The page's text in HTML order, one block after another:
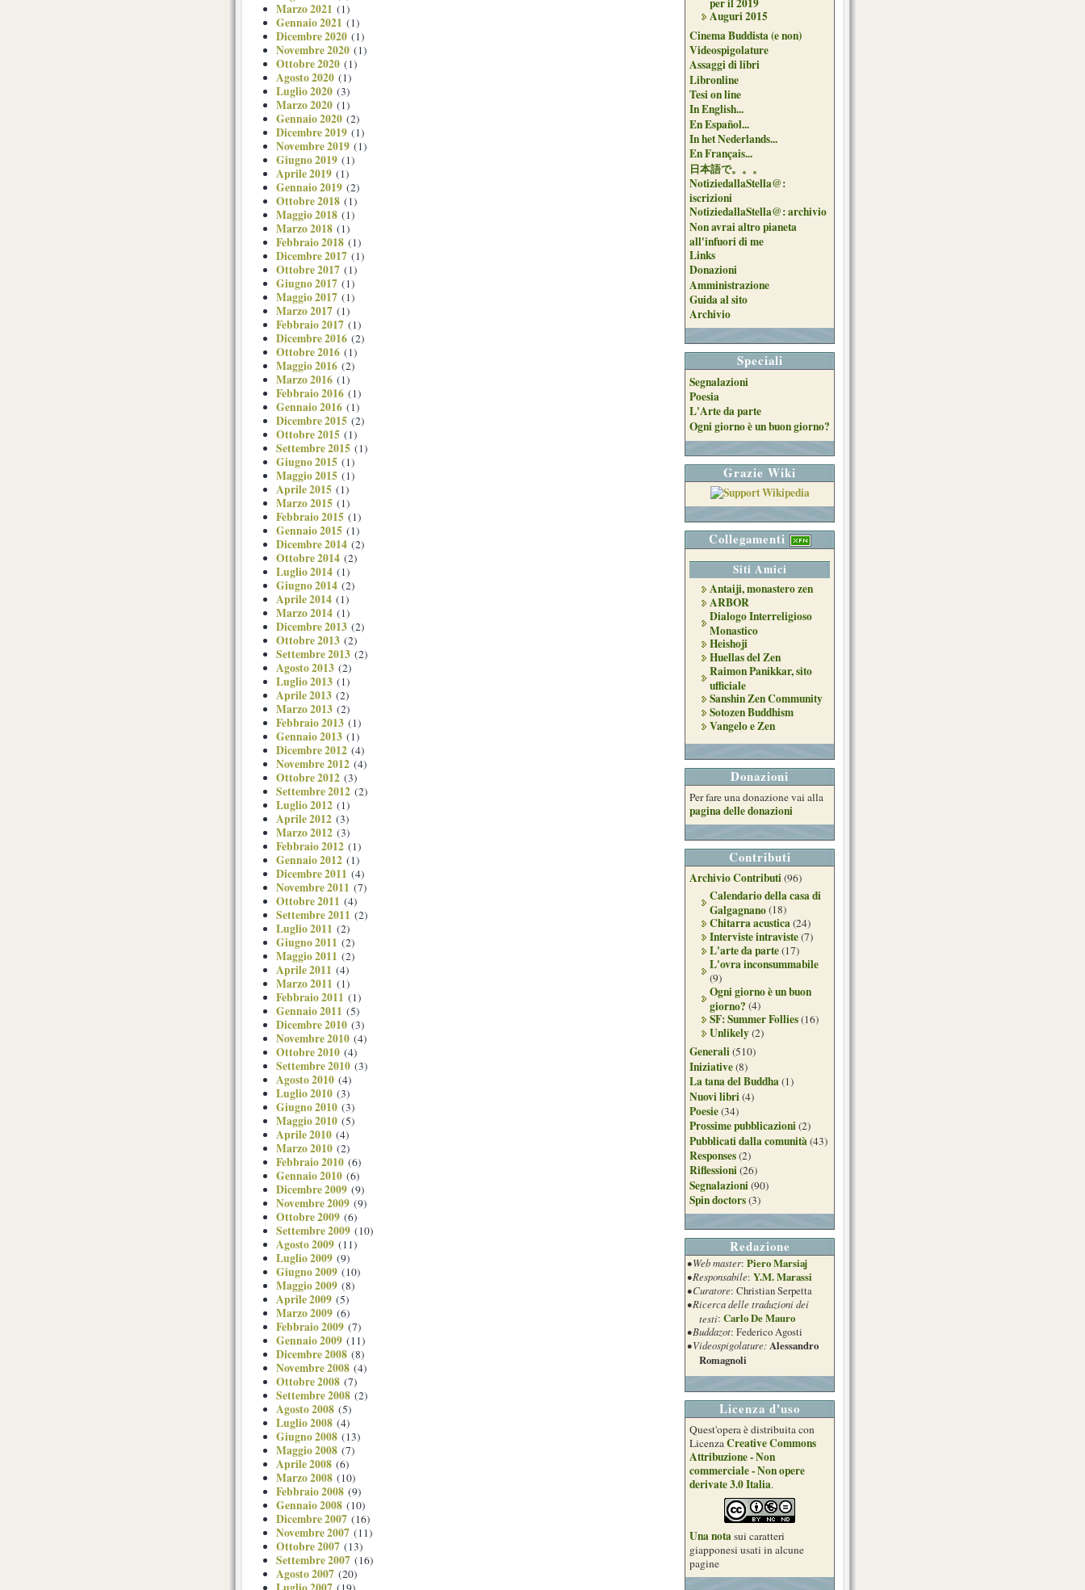
Auguri 2015
Cinema Buddista (e non)
Videospigolature
Assaggi di libri
Libronline
Tesi on line
In English...
En Español...
In het Nederlands...
En Français...
日本語で。。。
NotiziedallaStella@:
iscrizioni
NotiziedallaStella@: archivio
Non avrai altro pianeta
all'infuori di me
Links
Donazioni
Amministrazione
Guida al sito
Archivio
Speciali
Segnalazioni
Poesia
L'Arte da parte
Ogni giorno è un buon giorno?
Grazie Wiki
Collegamenti
Siti Amici
Antaiji, monastero zen
ARBOR
Dialogo Interreligioso
Monastico
Heishoji
Huellas del Zen
Raimon Panikkar, sito
ufficiale
Sanshin Zen Community
Sotozen Buddhism
Vangelo e Zen
Donazioni
Per fare una donazione vai alla
pagina delle donazioni
Contributi
Archivio Contributi(96)
Calendario della casa di
Galgagnano(18)
Chitarra acustica(24)
Interviste intraviste(7)
L'arte da parte(17)
L'ovra inconsummabile
(9)
Ogni giorno è un buon
giorno? (4)
SF: Summer Follies(16)
Unlikely(2)
Generali(510)
Iniziative(8)
La tana del Buddha(1)
Nuovi libri(4)
Poesie(34)
Prossime pubblicazioni(2)
Pubblicati dalla comunità(43)
Responses(2)
Riflessioni(26)
Segnalazioni(90)
Spin doctors(3)
Redazione
• Web master: Piero Marsiaj
• Responsabile: Y.M. Marassi
• Curatore: Christian Serpetta
• Ricerca delle traduzioni dei
testi: Carlo De Mauro
• Buddazot: Federico Agosti
• Videospigolature:Alessandro
Romagnoli
Licenza d'uso
Quest'opera è distribuita con
LicenzaCreative Commons
Attribuzione - Non
commerciale - Non opere
derivate 3.0 Italia.
Una notasui caratteri
giapponesi usati in alcune
pagine
Marzo 2021 (1)
Gennaio 2021 (1)
Dicembre 2020 (1)
Novembre 2020 (1)
Ottobre 2020 (1)
Agosto 2020 (1)
Luglio 2020 (3)
Marzo 2020 (1)
Gennaio 2020 (2)
Dicembre 2019 (1)
Novembre 2019 (1)
Giugno 2019 (1)
Aprile 2019 (1)
Gennaio 2019 (2)
Ottobre 2018 (1)
Maggio 2018 (1)
Marzo 2018 (1)
Febbraio 2018 (1)
Dicembre 2017 (1)
Ottobre 2017 (1)
Giugno 2017 (1)
Maggio 2017 (1)
Marzo 2017 (1)
Febbraio 2017 (1)
Dicembre 2016 (2)
Ottobre 2016 (1)
Maggio 2016 (2)
Marzo 2016 (1)
Febbraio 2016 (1)
Gennaio 2016 (1)
Dicembre 2015 (2)
Ottobre 2015 (1)
Settembre 2015 (1)
Giugno 2015 (1)
Maggio 2015 (1)
Aprile 2015 (1)
Marzo 2015 (1)
Febbraio 2015 (1)
Gennaio 2015 (1)
Dicembre 2014 (2)
Ottobre 2014 (2)
Luglio 2014 (1)
Giugno 2014 (2)
Aprile 2014 (1)
Marzo 2014 (1)
Dicembre 2013 (2)
Ottobre 2013 (2)
Settembre 2013 (2)
Agosto 2013 (2)
Luglio 2013 (1)
Aprile 2013 (2)
Marzo 2013 (2)
Febbraio 2013 (1)
Gennaio 2013 (1)
Dicembre 2012 (4)
Novembre 2012 (4)
Ottobre 2012 (3)
Settembre 2012 (2)
Luglio 2012 (1)
Aprile 2012 (3)
Marzo 2012 (3)
Febbraio 2012 (1)
Gennaio 2012 (1)
Dicembre 2011 (4)
Novembre 2011 (7)
Ottobre 2011 (4)
Settembre 2011 (2)
Luglio 2011 (2)
Giugno 2011 (2)
Maggio 2011 (2)
Aprile 2011 (4)
Marzo 2011 (1)
Febbraio 2011 (1)
Gennaio 2011 (5)
Dicembre 2010 (3)
Novembre 2010 (4)
Ottobre 2010 (4)
Settembre 2010 (3)
Agosto 2010 (4)
Luglio 2010 (3)
Giugno 2010 (3)
Maggio 2010 (5)
Aprile 2010 (4)
Marzo 2010 (2)
Febbraio 2010 (6)
Gennaio 2010 (6)
Dicembre 2009 (9)
Novembre 2009 (9)
Ottobre 2009 (6)
Settembre 2009 (10)
Agosto 2009 (11)
Luglio 2009 (9)
Giugno 2009 (10)
Maggio 2009 (8)
Aprile 2009 (5)
Marzo 2009 (6)
Febbraio 2009 (7)
Gennaio 2009 (11)
Dicembre 2008 (8)
Novembre 2008 (4)
Ottobre 2008 (7)
Settembre 2008 (2)
Agosto 2008 (5)
Luglio 2008 (4)
Giugno 2008 (13)
Maggio 2008 (7)
Aprile 2008 (6)
Marzo 2008 (10)
Febbraio 2008 (9)
Gennaio 2008 (10)
Dicembre 2007 (16)
Novembre 2007 (11)
Ottobre 2007 (13)
Settembre 2007 (16)
Agosto 2007 (20)